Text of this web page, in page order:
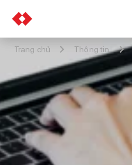
Trang chủ Thông tin